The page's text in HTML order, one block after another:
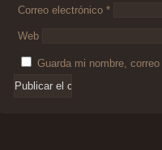
Correo electrónico *
Web
Guarda mi nombre,